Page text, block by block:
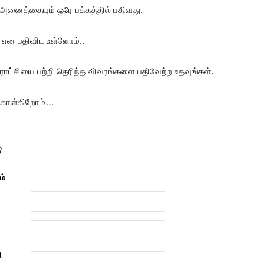
ஒரே பக்கத்தில் பதிவது.
என பதிவிட உள்ளோம்..
பற்றி தெரிந்த விவரங்களை பதிவேற்ற உதவுங்கள்.